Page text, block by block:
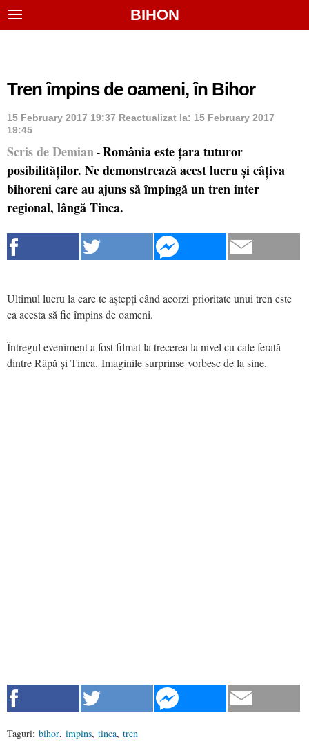
BIHON
Tren împins de oameni, în Bihor
15 February 2017 19:37 Reactualizat la: 15 February 2017
19:45
Scris de Demian - România este țara tuturor
posibilităților. Ne demonstrează acest lucru și câțiva
bihoreni care au ajuns să împingă un tren inter
regional, lângă Tinca.
Ultimul lucru la care te aștepți când acorzi prioritate unui tren este
ca acesta să fie împins de oameni.
Întregul eveniment a fost filmat la trecerea la nivel cu cale ferată
dintre Râpă și Tinca. Imaginile surprinse vorbesc de la sine.
Taguri: bihor, impins, tinca, tren